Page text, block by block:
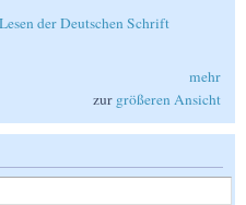
der Deutschen Schrift
mehr
zur größeren Ansicht